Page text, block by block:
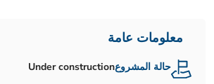
معلومات عامة
حالة المشروعUnder construction